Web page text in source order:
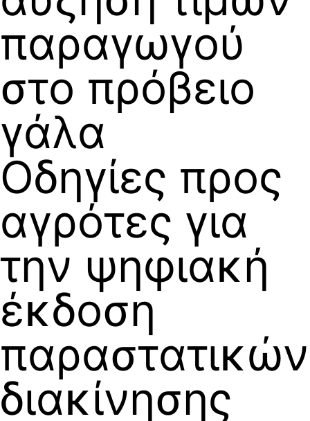
παραγωγού
στο πρόβειο
γάλα
Οδηγίες προς
αγρότες για
την ψηφιακή
έκδοση
παραστατικών
διακίνησης